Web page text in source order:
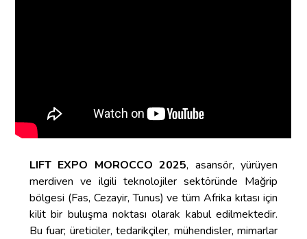
LIFT EXPO MOROCCO 2025, asansör, yürüyen
merdiven ve ilgili teknolojiler sektöründe Mağrip
bölgesi (Fas, Cezayir, Tunus) ve tüm Afrika kıtası için
kilit bir buluşma noktası olarak kabul edilmektedir.
Bu fuar; üreticiler, tedarikçiler, mühendisler, mimarlar